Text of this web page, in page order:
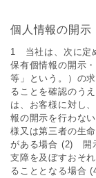
個人情報の開示
1 当社は、次に定
保有個情報の開示
等」という。）の
ることを確認のう
は、お客様に対し
報の開示を行わな
様又は第三者の生
がある場合 (2) 開
支障を及ぼすおそ
ることとなる場合